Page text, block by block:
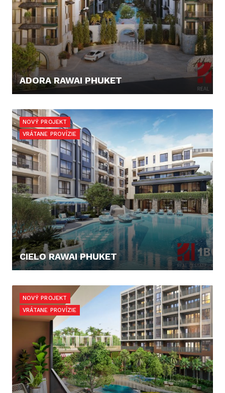
ADORA RAWAI PHUKET
NOVÝ PROJEKT
VRÁTANE PROVÍZIE
CIELO RAWAI PHUKET
NOVÝ PROJEKT
VRÁTANE PROVÍZIE